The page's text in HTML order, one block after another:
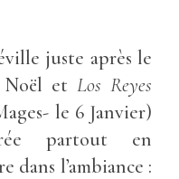
juste après le
Noël etLos Reyes
le 6 Janvier)
partout en
dans l’ambiance :